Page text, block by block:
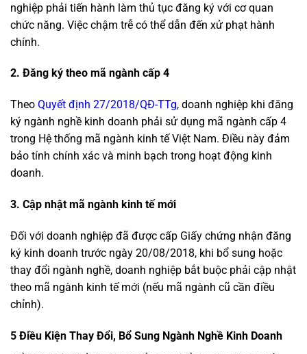
nghiệp phải tiến hành làm thủ tục đăng ký với cơ quan
chức năng. Việc chậm trễ có thể dẫn đến xử phạt hành
chính.
2. Đăng ký theo mã ngành cấp 4
Theo Quyết định 27/2018/QĐ-TTg, doanh nghiệp khi đăng
ký ngành nghề kinh doanh phải sử dụng mã ngành cấp 4
trong Hệ thống mã ngành kinh tế Việt Nam. Điều này đảm
bảo tính chính xác và minh bạch trong hoạt động kinh
doanh.
3. Cập nhật mã ngành kinh tế mới
Đối với doanh nghiệp đã được cấp Giấy chứng nhận đăng
ký kinh doanh trước ngày 20/08/2018, khi bổ sung hoặc
thay đổi ngành nghề, doanh nghiệp bắt buộc phải cập nhật
theo mã ngành kinh tế mới (nếu mã ngành cũ cần điều
chỉnh).
5 Điều Kiện Thay Đổi, Bổ Sung Ngành Nghề Kinh Doanh